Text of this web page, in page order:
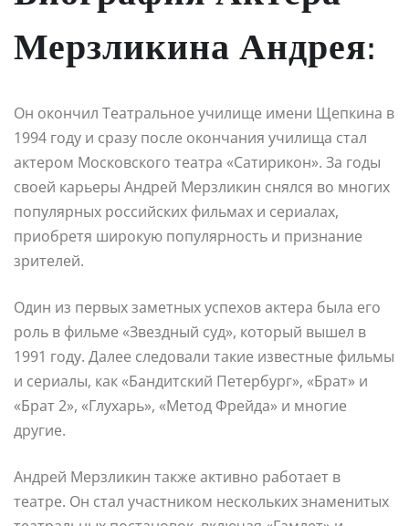
Мерзликина Андрея:
Он окончил Театральное училище имени Щепкина в
1994 году и сразу после окончания училища стал
актером Московского театра «Сатирикон». За годы
своей карьеры Андрей Мерзликин снялся во многих
популярных российских фильмах и сериалах,
приобретя широкую популярность и признание
зрителей.
Один из первых заметных успехов актера была его
роль в фильме «Звездный суд», который вышел в
1991 году. Далее следовали такие известные фильмы
и сериалы, как «Бандитский Петербург», «Брат» и
«Брат 2», «Глухарь», «Метод Фрейда» и многие
другие.
Андрей Мерзликин также активно работает в
театре. Он стал участником нескольких знаменитых